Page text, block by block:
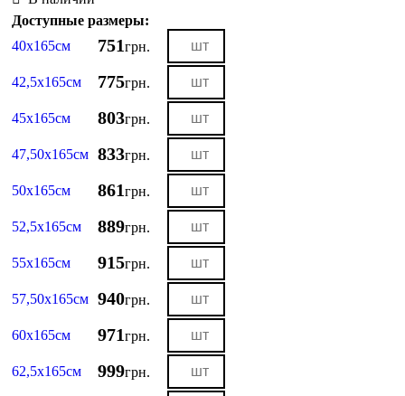
Доступные размеры:
40х165см
751грн.
42,5х165см 775грн.
45х165см 803грн.
47,50х165см 833грн.
50х165см 861грн.
52,5х165см 889грн.
55х165см 915грн.
57,50х165см 940грн.
60х165см 971грн.
62,5х165см 999грн.